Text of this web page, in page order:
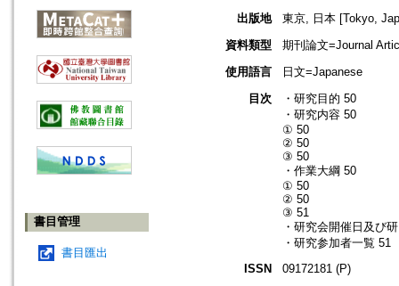
書目管理
書目匯出
出版地
東京, 日本 [Tokyo,
資料類型
期刊論文=Journal
使用語言
日文=Japanese
目次
・研究目的 50
・研究内容 50
① 50
② 50
③ 50
・作業大綱 50
① 50
② 50
③ 51
・研究会開催日及び
・研究参加者一覧 51
ISSN
09172181 (P)